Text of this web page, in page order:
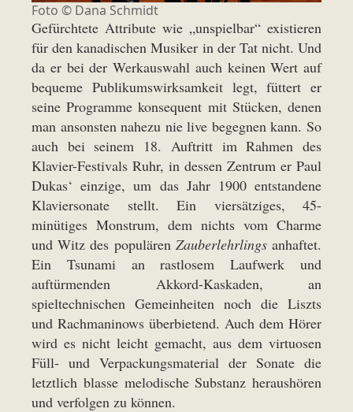
Foto © Dana Schmidt
Gefürchtete Attribute wie „unspielbar“ existieren
für den kanadischen Musiker in der Tat nicht. Und
da er bei der Werkauswahl auch keinen Wert auf
bequeme Publikumswirksamkeit legt, füttert er
seine Programme konsequent mit Stücken, denen
man ansonsten nahezu nie live begegnen kann. So
auch bei seinem 18. Auftritt im Rahmen des
Klavier-Festivals Ruhr, in dessen Zentrum er Paul
Dukas‘ einzige, um das Jahr 1900 entstandene
Klaviersonate stellt. Ein viersätziges, 45-
minütiges Monstrum, dem nichts vom Charme
und Witz des populären Zauberlehrlingsanhaftet.
Ein Tsunami an rastlosem Laufwerk und
auftürmenden Akkord-Kaskaden, an
spieltechnischen Gemeinheiten noch die Liszts
und Rachmaninows überbietend. Auch dem Hörer
wird es nicht leicht gemacht, aus dem virtuosen
Füll- und Verpackungsmaterial der Sonate die
letztlich blasse melodische Substanz heraushören
und verfolgen zu können.